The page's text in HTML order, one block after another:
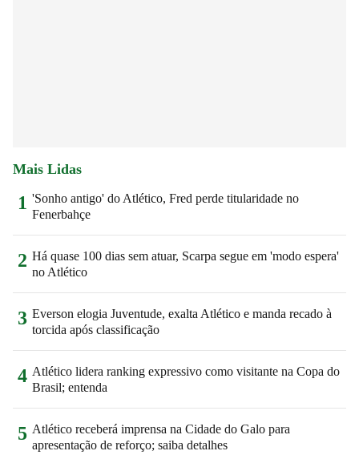
Mais Lidas
1 'Sonho antigo' do Atlético, Fred perde titularidade no
Fenerbahçe
2 Há quase 100 dias sem atuar, Scarpa segue em 'modo espera'
no Atlético
3 Everson elogia Juventude, exalta Atlético e manda recado à
torcida após classificação
4 Atlético lidera ranking expressivo como visitante na Copa do
Brasil; entenda
5 Atlético receberá imprensa na Cidade do Galo para
apresentação de reforço; saiba detalhes